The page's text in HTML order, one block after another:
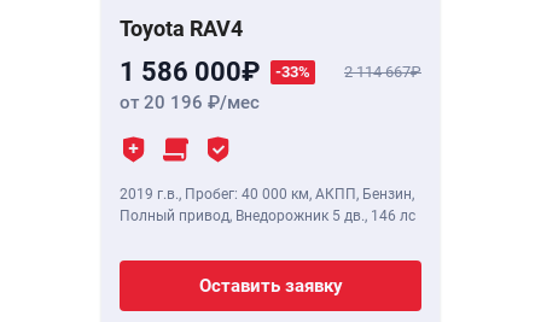
Toyota RAV4
1 586 000 -33% 2 114 667
от 20 196 /мес
2019 г.в., Пробег: 40 000 км, АКПП, Бензин,
Полный привод, Внедорожник 5 дв., 146 лс
Оставить заявку